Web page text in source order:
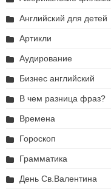
Английский для детей
Артикли
Аудирование
Бизнес английский
В чем разница фраз?
Времена
Гороскоп
Грамматика
День Св.Валентина